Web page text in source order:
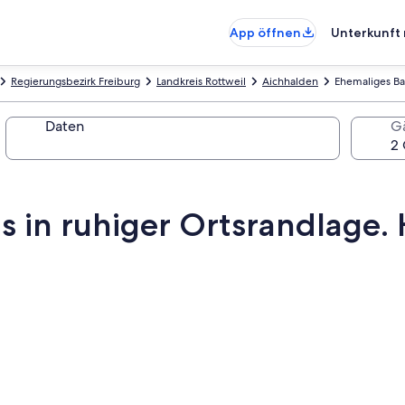
App öffnen
Unterkunft
Ehemaliges
Aichhalden
Landkreis Rottweil
Regierungsbezirk Freiburg
Daten
in ruhiger